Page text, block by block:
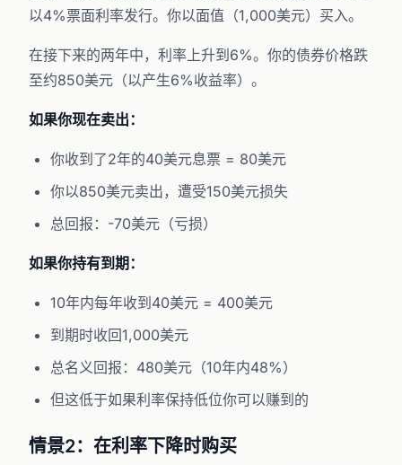
以4%票面利率发行。你以面值（1,000美元）买入。
在接下来的两年中，利率上升到6%。你的债券价格跌
至约850美元（以产生6%收益率）。
如果你现在卖出：
你收到了2年的40美元息票 = 80美元
你以850美元卖出，遭受150美元损失
总回报：-70美元（亏损）
如果你持有到期：
10年内每年收到40美元 = 400美元
到期时收回1,000美元
总名义回报：480美元（10年内48%）
但这低于如果利率保持低位你可以赚到的
情景2：在利率下降时购买